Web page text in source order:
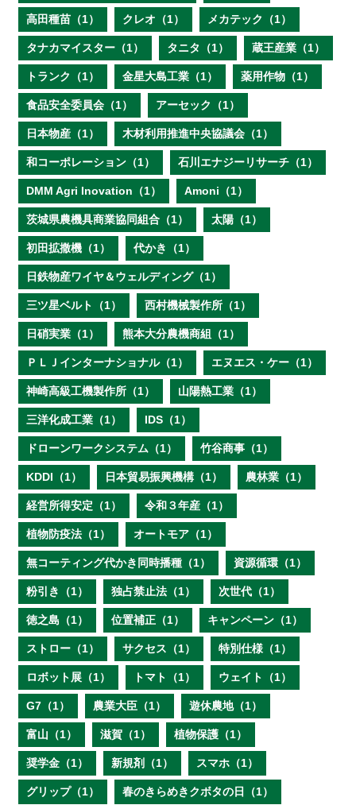
高田種苗（1） クレオ（1） メカテック（1）
タナカマイスター（1） タニタ（1） 蔵王産業（1）
トランク（1） 金星大島工業（1） 薬用作物（1）
食品安全委員会（1） アーセック（1）
日本物産（1） 木材利用推進中央協議会（1）
和コーポレーション（1） 石川エナジーリサーチ（1）
DMM Agri Inovation（1） Amoni（1）
茨城県農機具商業協同組合（1） 太陽（1）
初田拡撒機（1） 代かき（1）
日鉄物産ワイヤ＆ウェルディング（1）
三ツ星ベルト（1） 西村機械製作所（1）
日硝実業（1） 熊本大分農機商組（1）
ＰＬＪインターナショナル（1） エヌエス・ケー（1）
神崎高級工機製作所（1） 山陽熱工業（1）
三洋化成工業（1） IDS（1）
ドローンワークシステム（1） 竹谷商事（1）
KDDI（1） 日本貿易振興機構（1） 農林業（1）
経営所得安定（1） 令和３年産（1）
植物防疫法（1） オートモア（1）
無コーティング代かき同時播種（1） 資源循環（1）
粉引き（1） 独占禁止法（1） 次世代（1）
徳之島（1） 位置補正（1） キャンペーン（1）
ストロー（1） サクセス（1） 特別仕様（1）
ロボット展（1） トマト（1） ウェイト（1）
G7（1） 農業大臣（1） 遊休農地（1）
富山（1） 滋賀（1） 植物保護（1）
奨学金（1） 新規剤（1） スマホ（1）
グリップ（1） 春のきらめきクボタの日（1）